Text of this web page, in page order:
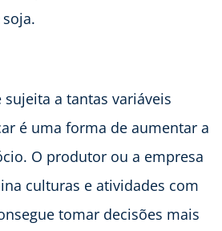
sujeita a tantas variáveis
é uma forma de aumentar a
O produtor ou a empresa
culturas e atividades com
tomar decisões mais